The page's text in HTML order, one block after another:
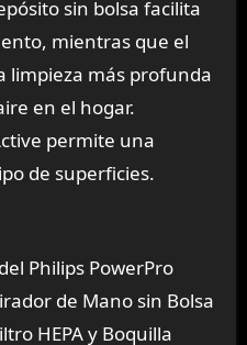
sin bolsa facilita
mientras que el
limpieza más profunda
en el hogar.
permite una
de superficies.
Philips PowerPro
de Mano sin Bolsa
HEPA y Boquilla